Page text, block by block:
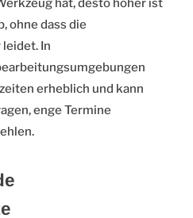
hat, desto höher ist
ohne dass die
In
erheblich und kann
enge Termine